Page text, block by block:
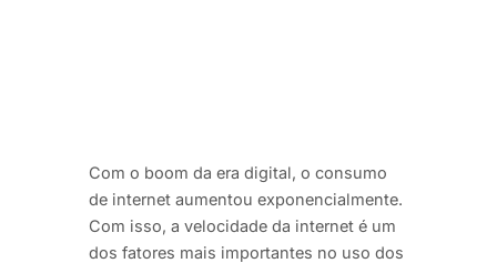
Com o boom da era digital, o consumo
de internet aumentou exponencialmente.
Com isso, a velocidade da internet é um
dos fatores mais importantes no uso dos